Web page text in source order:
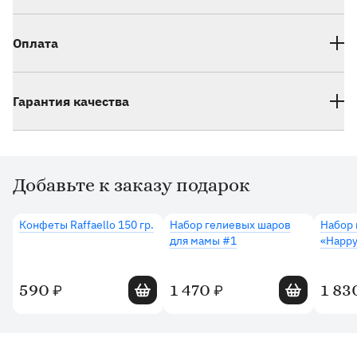
Оплата
Гарантия качества
Дополнительные товары
Добавьте к заказу подарок
Конфеты Raffaello 150 гр.
590 ₽ Добавить в корзину
Набор гелиевых шаров
для мамы #1
1 470 ₽ Добавить в
Набор
1